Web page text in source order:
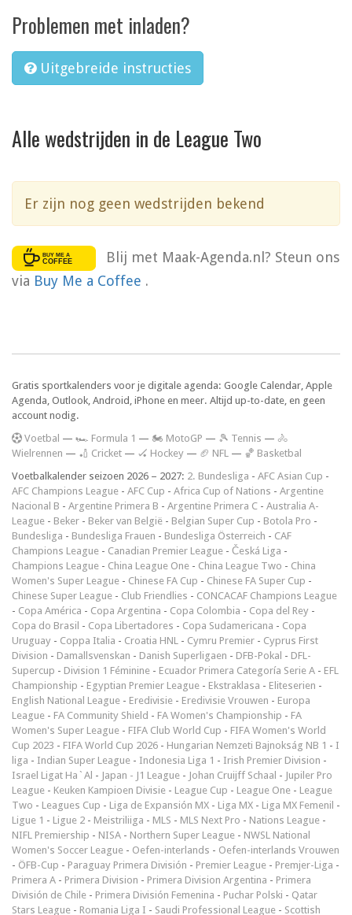
Problemen met inladen?
Uitgebreide instructies
Alle wedstrijden in de League Two
Er zijn nog geen wedstrijden bekend
Blij met Maak-Agenda.nl? Steun ons
via Buy Me a Coffee .
Gratis sportkalenders voor je digitale agenda: Google Calendar, Apple
Agenda, Outlook, Android, iPhone en meer. Altijd up-to-date, en geen
account nodig.
Voetbal — 🏎️ Formula 1 — 🏍 MotoGP — 🎾 Tennis — 🚴
Wielrennen — 🏏 Cricket — 🏑 Hockey — 🏈 NFL — 🏀 Basketbal
Voetbalkalender seizoen 2026 – 2027: 2. Bundesliga - AFC Asian Cup -
AFC Champions League - AFC Cup - Africa Cup of Nations - Argentine
Nacional B - Argentine Primera B - Argentine Primera C - Australia A-
League - Beker - Beker van België - Belgian Super Cup - Botola Pro -
Bundesliga - Bundesliga Frauen - Bundesliga Österreich - CAF
Champions League - Canadian Premier League - Česká Liga -
Champions League - China League One - China League Two - China
Women's Super League - Chinese FA Cup - Chinese FA Super Cup -
Chinese Super League - Club Friendlies - CONCACAF Champions League
- Copa América - Copa Argentina - Copa Colombia - Copa del Rey -
Copa do Brasil - Copa Libertadores - Copa Sudamericana - Copa
Uruguay - Coppa Italia - Croatia HNL - Cymru Premier - Cyprus First
Division - Damallsvenskan - Danish Superligaen - DFB-Pokal - DFL-
Supercup - Division 1 Féminine - Ecuador Primera Categoría Serie A - EFL
Championship - Egyptian Premier League - Ekstraklasa - Eliteserien -
English National League - Eredivisie - Eredivisie Vrouwen - Europa
League - FA Community Shield - FA Women's Championship - FA
Women's Super League - FIFA Club World Cup - FIFA Women's World
Cup 2023 - FIFA World Cup 2026 - Hungarian Nemzeti Bajnokság NB 1 - I
liga - Indian Super League - Indonesia Liga 1 - Irish Premier Division -
Israel Ligat Ha`Al - Japan - J1 League - Johan Cruijff Schaal - Jupiler Pro
League - Keuken Kampioen Divisie - League Cup - League One - League
Two - Leagues Cup - Liga de Expansión MX - Liga MX - Liga MX Femenil -
Ligue 1 - Ligue 2 - Meistriliiga - MLS - MLS Next Pro - Nations League -
NIFL Premiership - NISA - Northern Super League - NWSL National
Women's Soccer League - Oefen-interlands - Oefen-interlands Vrouwen
- ÖFB-Cup - Paraguay Primera División - Premier League - Premjer-Liga -
Primera A - Primera Division - Primera Division Argentina - Primera
División de Chile - Primera División Femenina - Puchar Polski - Qatar
Stars League - Romania Liga I - Saudi Professional League - Scottish